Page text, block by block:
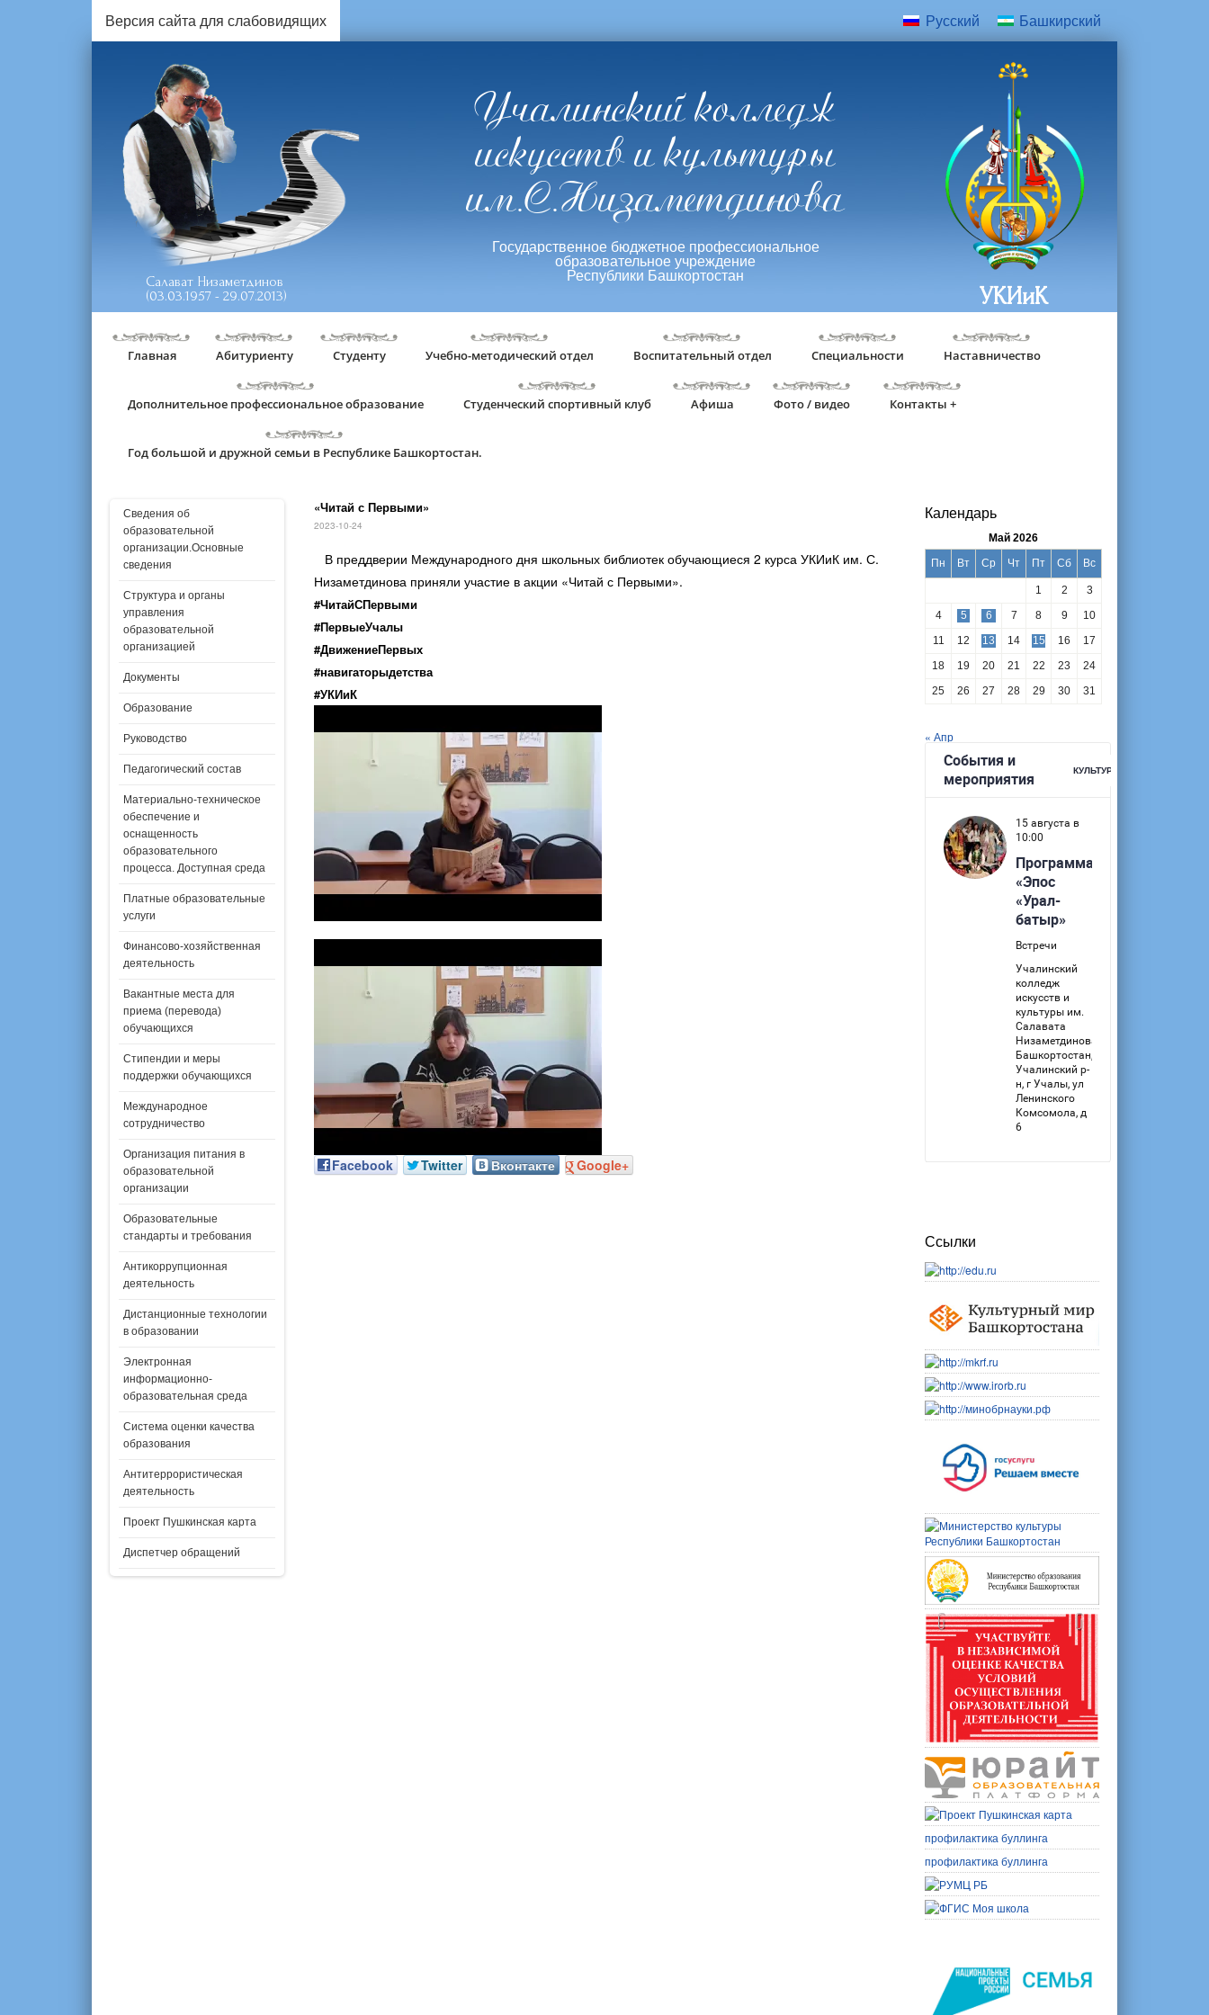
Версия сайта для слабовидящих Русский Башкирский
Салават Низаметдинов
(03.03.1957 - 29.07.2013)
Учалинский колледж
искусств и культуры
им.С.Низаметдинова
Государственное бюджетное профессиональное
образовательное учреждение
Республики Башкортостан
УКИиК
Главная Абитуриенту Студенту Учебно-методический отдел Воспитательный отдел Специальности Наставничество
Дополнительное профессиональное образование Студенческий спортивный клуб Афиша Фото / видео Контакты +
Год большой и дружной семьи в Республике Башкортостан.
Сведения об
образовательной
организации.Основные
сведения
Структура и органы
управления
образовательной
организацией
Документы
Образование
Руководство
Педагогический состав
Материально-техническое
обеспечение и
оснащенность
образовательного
процесса. Доступная среда
Платные образовательные
услуги
Финансово-хозяйственная
деятельность
Вакантные места для
приема (перевода)
обучающихся
Стипендии и меры
поддержки обучающихся
Международное
сотрудничество
Организация питания в
образовательной
организации
Образовательные
стандарты и требования
Антикоррупционная
деятельность
Дистанционные технологии
в образовании
Электронная
информационно-
образовательная среда
Система оценки качества
образования
Антитеррористическая
деятельность
Проект Пушкинская карта
Диспетчер обращений
«Читай с Первыми»
2023-10-24
В преддверии Международного дня школьных библиотек обучающиеся 2 курса УКИиК им. С.
Низаметдинова приняли участие в акции «Читай с Первыми».
#ЧитайСПервыми
#ПервыеУчалы
#ДвижениеПервых
#навигаторыдетства
#УКИиК
Facebook Twitter Вконтакте Google+
Календарь
Май 2026
Пн
Вт Ср Чт Пт Сб Вс
1 2
3
4
5 6 7 8 9
10
11
12 13 14 15 16
17
18
19 20 21 22 23
24
25
26 27 28 29 30 31
« Апр
Ссылки
профилактика буллинга
профилактика буллинга